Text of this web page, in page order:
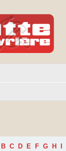
B C D E F G H